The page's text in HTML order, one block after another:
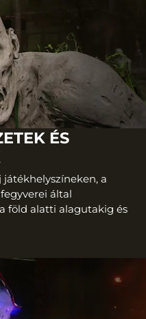
ÉS
a
által
föld alatti alagutakig és